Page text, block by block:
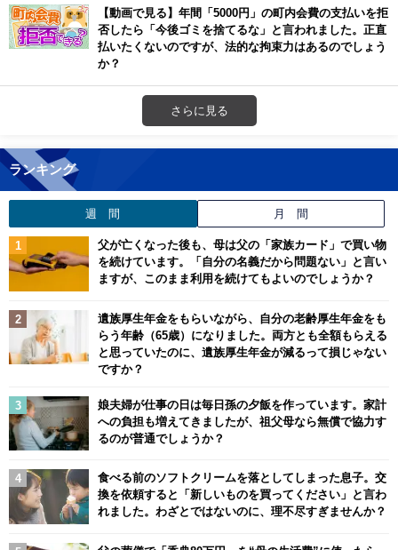
【動画で見る】年間「5000円」の町内会費の支払いを拒
否したら「今後ゴミを捨てるな」と言われました。正直
払いたくないのですが、法的な拘束力はあるのでしょう
か？
さらに見る
ランキング
週 間 月 間
父が亡くなった後も、母は父の「家族カード」で買い物
を続けています。「自分の名義だから問題ない」と言い
ますが、このまま利用を続けてもよいのでしょうか？
遺族厚生年金をもらいながら、自分の老齢厚生年金をも
らう年齢（65歳）になりました。両方とも全額もらえる
と思っていたのに、遺族厚生年金が減るって損じゃない
ですか？
娘夫婦が仕事の日は毎日孫の夕飯を作っています。家計
への負担も増えてきましたが、祖父母なら無償で協力す
るのが普通でしょうか？
食べる前のソフトクリームを落としてしまった息子。交
換を依頼すると「新しいものを買ってください」と言わ
れました。わざとではないのに、理不尽すぎませんか？